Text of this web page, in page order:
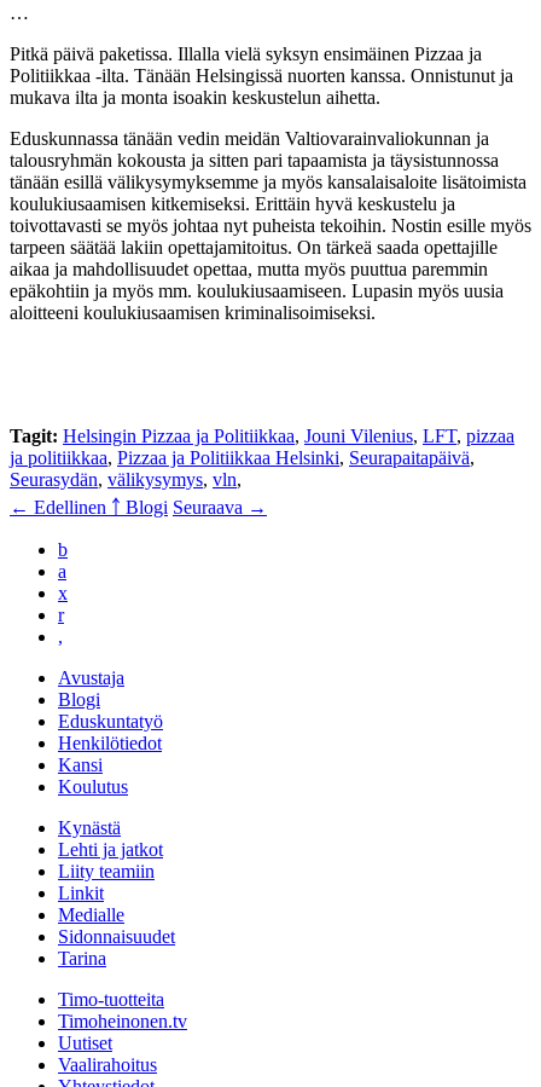
…
Pitkä päivä paketissa. Illalla vielä syksyn ensimäinen Pizzaa ja
Politiikkaa -ilta. Tänään Helsingissä nuorten kanssa. Onnistunut ja
mukava ilta ja monta isoakin keskustelun aihetta.
Eduskunnassa tänään vedin meidän Valtiovarainvaliokunnan ja
talousryhmän kokousta ja sitten pari tapaamista ja täysistunnossa
tänään esillä välikysymyksemme ja myös kansalaisaloite lisätoimista
koulukiusaamisen kitkemiseksi. Erittäin hyvä keskustelu ja
toivottavasti se myös johtaa nyt puheista tekoihin. Nostin esille myös
tarpeen säätää lakiin opettajamitoitus. On tärkeä saada opettajille
aikaa ja mahdollisuudet opettaa, mutta myös puuttua paremmin
epäkohtiin ja myös mm. koulukiusaamiseen. Lupasin myös uusia
aloitteeni koulukiusaamisen kriminalisoimiseksi.
Tagit: Helsingin Pizzaa ja Politiikkaa, Jouni Vilenius, LFT, pizzaa
ja politiikkaa, Pizzaa ja Politiikkaa Helsinki, Seurapaitapäivä,
Seurasydän, välikysymys, vln,
← Edellinen ￪ Blogi Seuraava →
b
a
x
r
,
Avustaja
Blogi
Eduskuntatyö
Henkilötiedot
Kansi
Koulutus
Kynästä
Lehti ja jatkot
Liity teamiin
Linkit
Medialle
Sidonnaisuudet
Tarina
Timo-tuotteita
Timoheinonen.tv
Uutiset
Vaalirahoitus